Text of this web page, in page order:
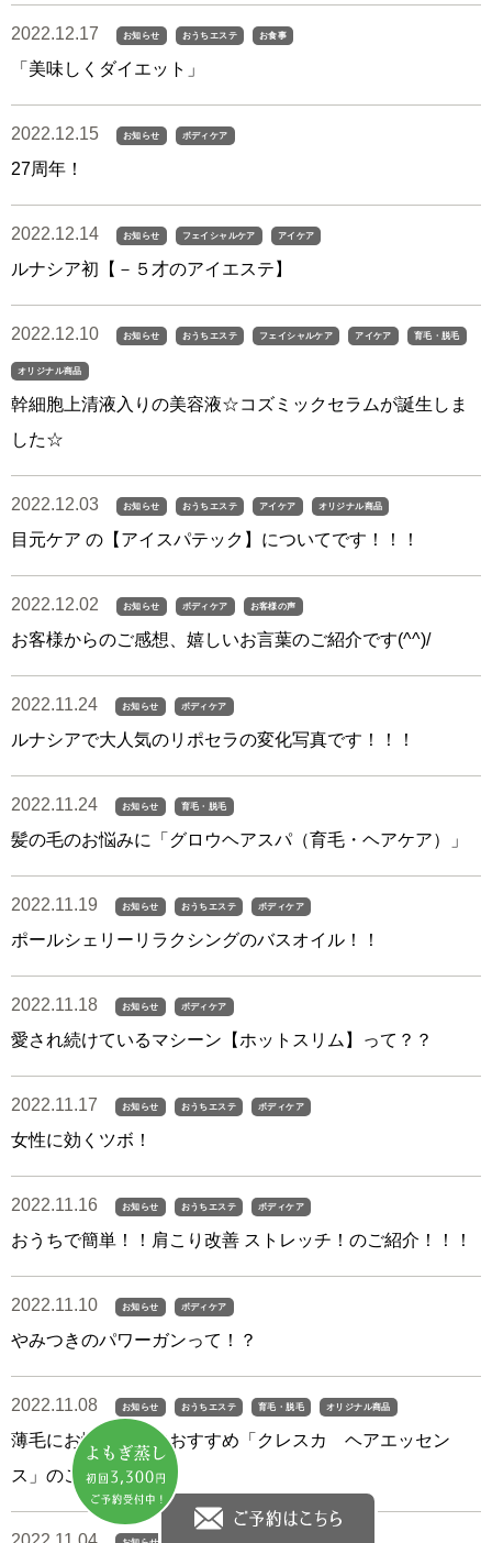
2022.12.17 お知らせ おうちエステ お食事
「美味しくダイエット」
2022.12.15 お知らせ ボディケア
27周年！
2022.12.14 お知らせ フェイシャルケア アイケア
ルナシア初【－５才のアイエステ】
2022.12.10 お知らせ おうちエステ フェイシャルケア アイケア 育毛・脱毛
オリジナル商品
幹細胞上清液入りの美容液☆コズミックセラムが誕生しま
した☆
2022.12.03 お知らせ おうちエステ アイケア オリジナル商品
目元ケア の【アイスパテック】についてです！！！
2022.12.02 お知らせ ボディケア お客様の声
お客様からのご感想、嬉しいお言葉のご紹介です(^^)/
2022.11.24 お知らせ ボディケア
ルナシアで大人気のリポセラの変化写真です！！！
2022.11.24 お知らせ 育毛・脱毛
髪の毛のお悩みに「グロウヘアスパ（育毛・ヘアケア）」
2022.11.19 お知らせ おうちエステ ボディケア
ポールシェリーリラクシングのバスオイル！！
2022.11.18 お知らせ ボディケア
愛され続けているマシーン【ホットスリム】って？？
2022.11.17 お知らせ おうちエステ ボディケア
女性に効くツボ！
2022.11.16 お知らせ おうちエステ ボディケア
おうちで簡単！！肩こり改善 ストレッチ！のご紹介！！！
2022.11.10 お知らせ ボディケア
やみつきのパワーガンって！？
2022.11.08 お知らせ おうちエステ 育毛・脱毛 オリジナル商品
薄毛にお悩みの方におすすめ「クレスカ ヘアエッセン
ス」のご紹介！！